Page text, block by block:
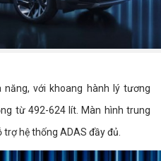
với khoang hành lý tương
từ 492-624 lít. Màn hình trung
hệ thống ADAS đầy đủ.